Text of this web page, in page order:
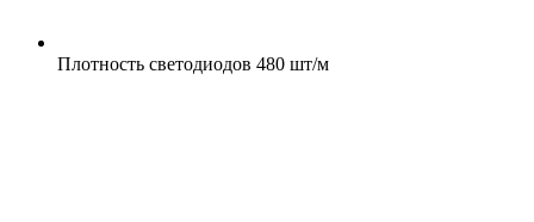
Плотность светодиодов 480 шт/м